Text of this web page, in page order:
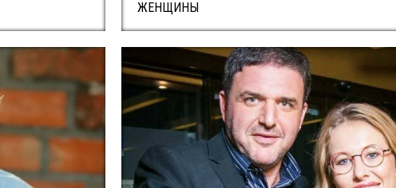
ЖЕНЩИНЫ